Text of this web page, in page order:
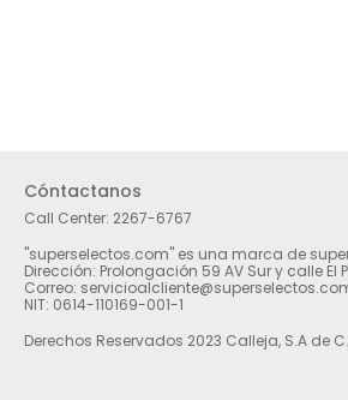
Cóntactanos
Call Center: 2267-6767
"superselectos.com" es una marca de
Dirección: Prolongación 59 AV Sur y calle El
Correo:
NIT: 0614-110169-001-1
Derechos Reservados 2023 Calleja, S.A de